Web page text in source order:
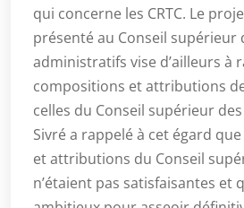
qui concerne les CRTC. Le
présenté au Conseil supérieur
administratifs vise d’ailleurs à
compositions et attributions
celles du Conseil supérieur des
Sivré a rappelé à cet égard
et attributions du Conseil
n’étaient pas satisfaisantes et